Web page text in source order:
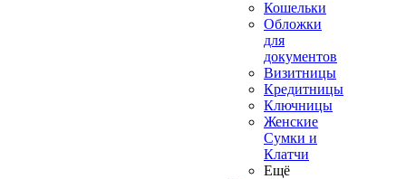
Кошельки
Обложки
для
документов
Визитницы
Кредитницы
Ключницы
Женские
Сумки и
Клатчи
Ещё